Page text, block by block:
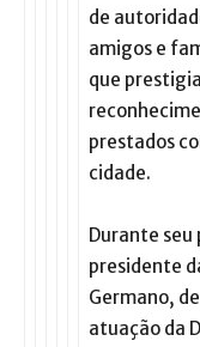
de
amigos e
que
prestados
cidade.
Durante
presidente
Germano,
atuação da